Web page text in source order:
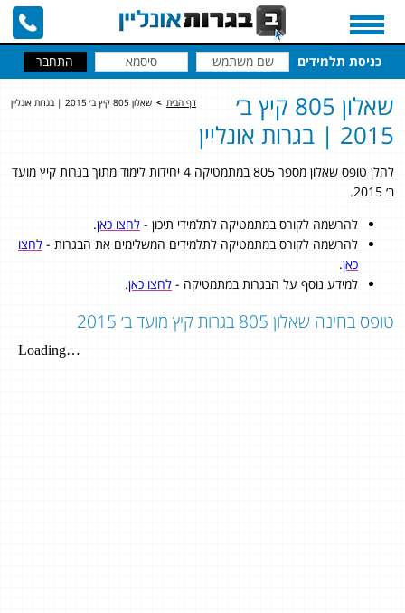
כניסת תלמידים
דף הבית > שאלון 805 קיץ ב׳ 2015 | בגרות אונליין
שאלון 805 קיץ ב׳
2015 | בגרות אונליין
להלן טופס שאלון מספר 805 במתמטיקה 4 יחידות לימוד מתוך בגרות קיץ מועד
ב׳ 2015.
להרשמה לקורס במתמטיקה לתלמידי תיכון - לחצו כאן.
להרשמה לקורס במתמטיקה לתלמידים המשלימים את הבגרות - לחצו
כאן.
למידע נוסף על הבגרות במתמטיקה - לחצו כאן.
טופס בחינה שאלון 805 בגרות קיץ מועד ב׳ 2015